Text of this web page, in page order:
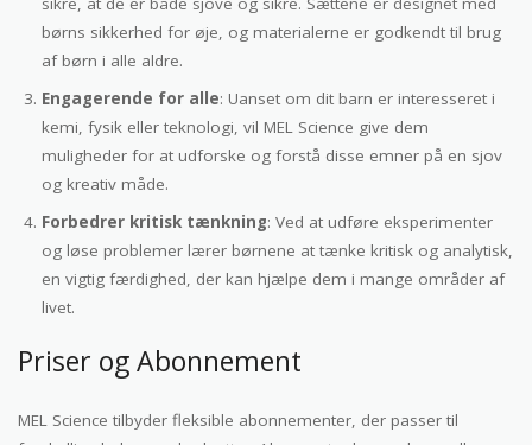
børns sikkerhed for øje, og materialerne er godkendt til brug
af børn i alle aldre.
Engagerende for alle: Uanset om dit barn er interesseret i
kemi, fysik eller teknologi, vil MEL Science give dem
muligheder for at udforske og forstå disse emner på en sjov
og kreativ måde.
Forbedrer kritisk tænkning: Ved at udføre eksperimenter
og løse problemer lærer børnene at tænke kritisk og analytisk,
en vigtig færdighed, der kan hjælpe dem i mange områder af
livet.
Priser og Abonnement
MEL Science tilbyder fleksible abonnementer, der passer til